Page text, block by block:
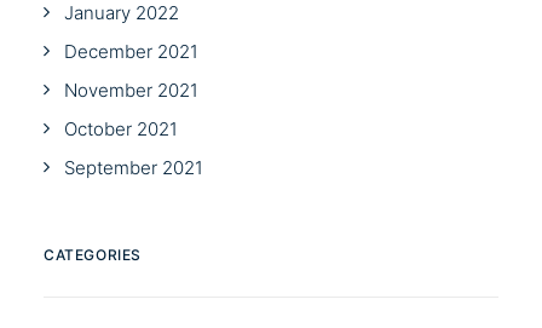
January 2022
December 2021
November 2021
October 2021
September 2021
CATEGORIES